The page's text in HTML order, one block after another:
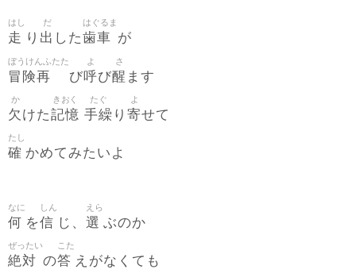
走
はし
り 出
だ
した歯車
はぐるま
が
冒険再
ぼうけんふたた
び呼
よ
び醒
さ
ます
欠
か
けた記憶
きおく
手繰
たぐ
り 寄
よ
せて
確
たし
かめてみたいよ
何
なに
を信
しん
じ、 選
えら
ぶのか
絶対
ぜったい
の答
こた
えがなくても